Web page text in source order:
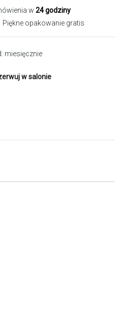
w 24 godziny
Piękne opakowanie gratis
miesięcznie
w salonie